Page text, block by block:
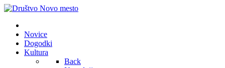
Novice
Dogodki
Kultura
Back